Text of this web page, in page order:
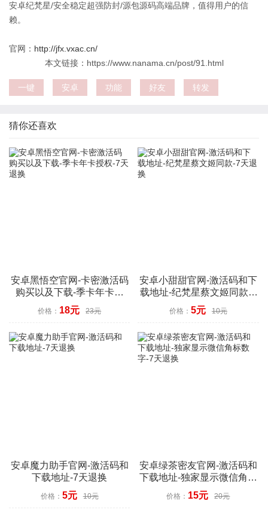
安卓纪梵星/安全稳定超强防封/源包源码高端品牌，值得用户的信
赖。
官网： http://jfx.vxac.cn/
本文链接：https://www.nanama.cn/post/91.html
一键 安卓 功能 好友 转发
猜你还喜欢
安卓黑悟空官网-卡密激活码
购买以及下载-季卡年卡授
权-7天退换
价格： 18元 23元
安卓小甜甜官网-激活码和下
载地址-纪梵星蔡文姬同款-7
天退换
价格： 5元 10元
安卓魔力助手官网-激活码和
下载地址-7天退换
价格： 5元 10元
安卓绿茶密友官网-激活码和
下载地址-独家显示微信角标
数字-7天退换
价格： 15元 20元